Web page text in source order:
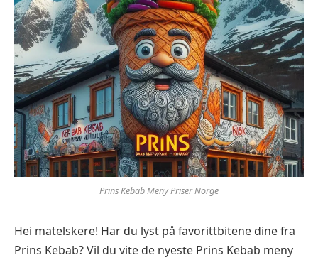
Prins Kebab Meny Priser Norge
Hei matelskere! Har du lyst på favorittbitene dine fra
Prins Kebab? Vil du vite de nyeste Prins Kebab meny